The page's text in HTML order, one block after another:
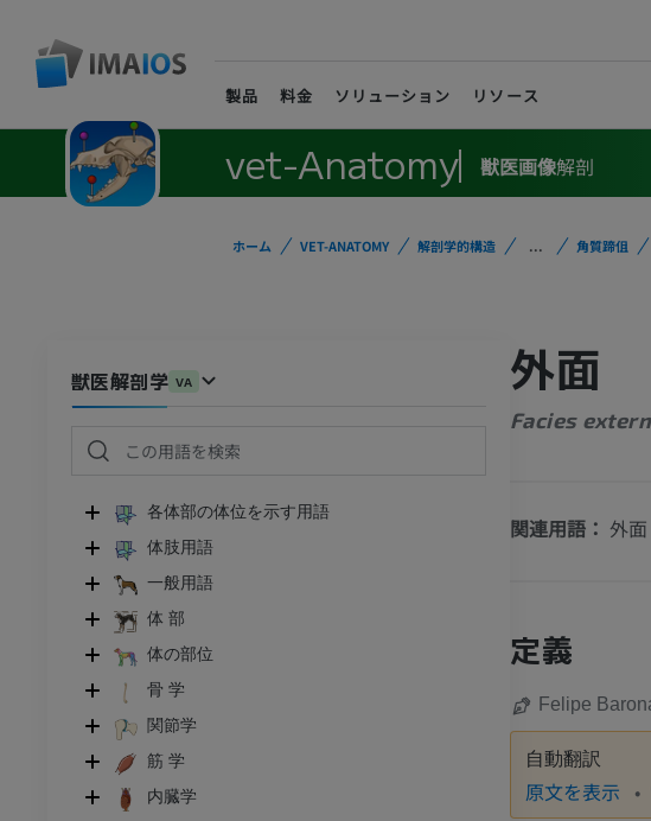
製品 料金 ソリューション リソース
vet-Anatomy 獣医画像解剖
ホーム VET-ANATOMY 解剖学的構造 ... 角質蹄伹
獣医解剖学 VA
各体部の体位を示す用語
体肢用語
一般用語
体 部
体の部位
骨 学
関節学
筋 学
内臓学
外面
Facies
関連用語： 外
定義
Felipe
自動翻訳
原文を表示